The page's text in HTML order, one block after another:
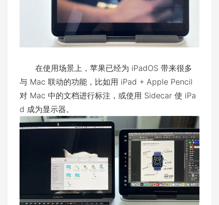
在使用场景上，苹果已经为 iPadOS 带来很多
与 Mac 联动的功能，比如用 iPad + Apple Pencil
对 Mac 中的文档进行标注，或使用 Sidecar 使 iPa
d 成为显示器。